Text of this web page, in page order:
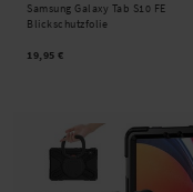
Samsung Galaxy Tab S10 FE
Blickschutzfolie
19,95 €